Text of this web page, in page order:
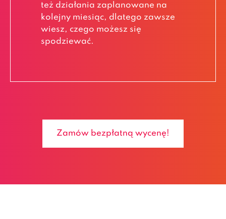
też działania zaplanowane na
kolejny miesiąc, dlatego zawsze
wiesz, czego możesz się
spodziewać.
Zamów bezpłatną wycenę!